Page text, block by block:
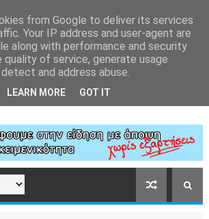
from Google to deliver its services
Your IP address and user-agent are
along with performance and security
of service, generate usage
and address abuse.
LEARN MORE GOT IT